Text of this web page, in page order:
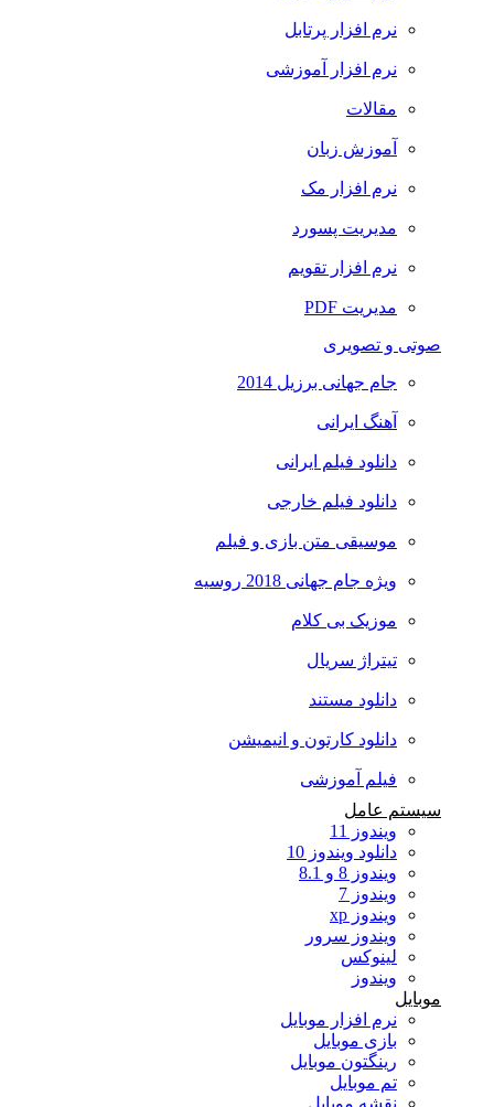
نرم افزار پرتابل
نرم افزار آموزشی
مقالات
آموزش زبان
نرم افزار مک
مدیریت پسورد
نرم افزار تقویم
مدیریت PDF
صوتی و تصویری
جام جهانی برزیل 2014
آهنگ ایرانی
دانلود فیلم ایرانی
دانلود فیلم خارجی
موسیقی متن بازی و فیلم
ویژه جام جهانی 2018 روسیه
موزیک بی کلام
تیتراژ سریال
دانلود مستند
دانلود کارتون و انیمیشن
فیلم آموزشی
سیستم عامل
ویندوز 11
دانلود ویندوز 10
ویندوز 8 و 8.1
ویندوز 7
ویندوز xp
ویندوز سرور
لینوکس
ویندوز
موبایل
نرم افزار موبایل
بازی موبایل
رینگتون موبایل
تم موبایل
نقشه موبایل